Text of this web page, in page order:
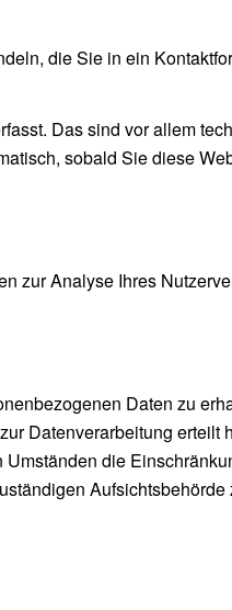
die Sie in ein
Das sind vor allem
sobald Sie diese
zur Analyse Ihres
Daten zu
Datenverarbeitung erteilt
die
Aufsichtsbehörde